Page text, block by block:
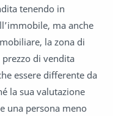
tenendo in
ma anche
la zona di
di vendita
essere differente da
la sua valutazione
una persona meno